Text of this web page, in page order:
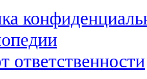
ответственности